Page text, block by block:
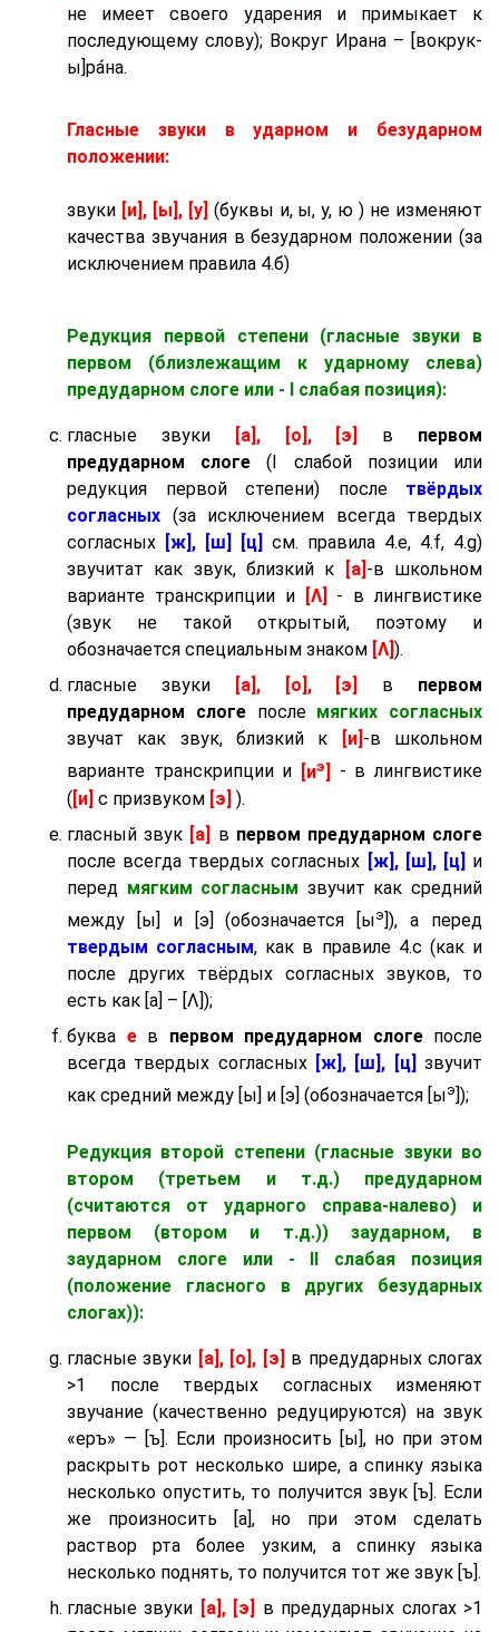
не имеет своего ударения и примыкает к
последующему слову); Вокруг Ирана – [вокрук-
ы]ра́на.
Гласные звуки в ударном и безударном
положении:
звуки [и], [ы], [у] (буквы и, ы, у, ю ) не изменяют
качества звучания в безударном положении (за
исключением правила 4.б)
Редукция первой степени (гласные звуки в
первом (близлежащим к ударному слева)
предударном слоге или - I слабая позиция):
гласные звуки [а], [о], [э] в первом
предударном слоге (I слабой позиции или
редукция первой степени) послетвёрдых
согласных (за исключением всегда твердых
согласных
[ж], [ш] [ц]
см. правила 4.e, 4.f, 4.g)
звучитат как звук, близкий к
[а] -в школьном
варианте транскрипции и
[Λ]
- в лингвистике
(звук не такой открытый, поэтому и
обозначается специальным знаком [Λ] ).
гласные звуки
[а], [о], [э] в первом
предударном слогепослемягких согласных
звучат как звук, близкий к
[и] -в школьном
варианте транскрипции и [иэ]
- в лингвистике
([и] с призвуком [э] ).
гласный звук [а] в первом предударном слоге
после всегда твердых согласных [ж], [ш], [ц] и
перед мягким согласным звучит как средний
между [ы] и [э] (обозначается [ыэ]), а перед
твердым согласным, как в правиле 4.c (как и
после других твёрдых согласных звуков, то
есть как [а] – [Λ]);
буква ев первом предударном слогепосле
всегда твердых согласных [ж], [ш], [ц] звучит
как средний между [ы] и [э] (обозначается [ыэ ]);
Редукция второй степени (гласные звуки во
втором (третьем и т.д.) предударном
(считаются от ударного справа-налево) и
первом (втором и т.д.)) заударном, в
заударном слогеили - II слабая позиция
(положение гласного в других безударных
слогах)):
гласные звуки [а], [о], [э]
в предударных слогах
>1 после твердых согласных изменяют
звучание (качественно редуцируются) на звук
«еръ» — [ъ]. Если произносить [ы], но при этом
раскрыть рот несколько шире, а спинку языка
несколько опустить, то получится звук [ъ]. Если
же произносить [а], но при этом сделать
раствор рта более узким, а спинку языка
несколько поднять, то получится тот же звук [ъ].
гласные звуки
[а], [э]
в предударных слогах >1